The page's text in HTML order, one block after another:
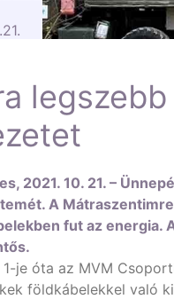
2021. 10. 21. –
A
fut az energia.
je óta az MVM
földkábelekkel való